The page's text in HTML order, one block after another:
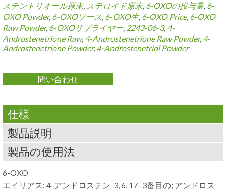
ステントリオール原末, ステロイド原末, 6-OXOの投与量, 6-
OXO Powder, 6-OXOソース, 6-OXO生, 6-OXO Price, 6-OXO
Raw Powder, 6-OXOサプライヤー, 2243-06-3, 4-
Androstenetrione Raw, 4-Androstenetrione Raw Powder, 4-
Androstenetrione Powder, 4-Androstenetriol Powder
問い合わせ
仕様
製品説明
製品の使用法
6-OXO
エイリアス: 4-アンドロステン-3, 6, 17- 3番目の; アンドロス